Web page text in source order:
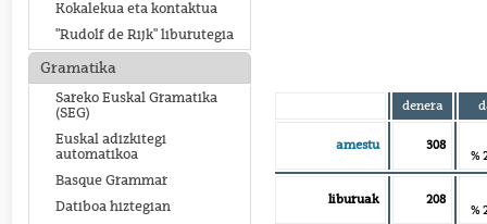
Kokalekua eta kontaktua
"Rudolf de Rijk" liburutegia
Gramatika
Sareko Euskal Gramatika
(SEG)
Euskal adizkitegi
automatikoa
Basque Grammar
Datiboa hiztegian
denera
amestu 308
%
liburuak 208
%